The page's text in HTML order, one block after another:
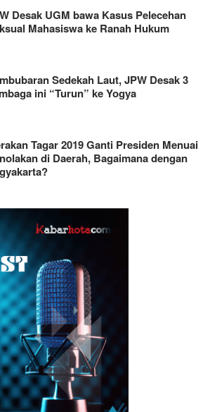
Desak UGM bawa Kasus Pelecehan
Mahasiswa ke Ranah Hukum
Sedekah Laut, JPW Desak 3
ini “Turun” ke Yogya
Tagar 2019 Ganti Presiden Menuai
di Daerah, Bagaimana dengan